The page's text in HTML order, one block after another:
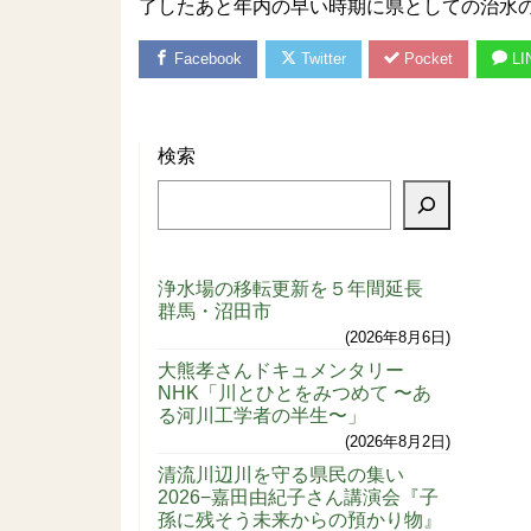
了したあと年内の早い時期に県としての治水
Facebook Twitter Pocket
検索
浄水場の移転更新を５年間延長
群馬・沼田市
2026年8月6日
大熊孝さんドキュメンタリー
NHK「川とひとをみつめて 〜あ
る河川工学者の半生〜」
2026年8月2日
清流川辺川を守る県民の集い
2026−嘉田由紀子さん講演会『子
孫に残そう未来からの預かり物』